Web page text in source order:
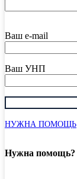
Ваш e-mail
Ваш УНП
НУЖНА ПОМОЩЬ
Нужна помощь?